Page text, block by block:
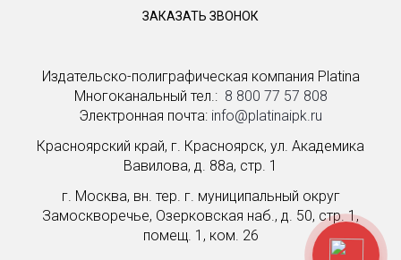
Издательско-полиграфическая компания Platina
Многоканальный тел.: ­ 8 800 77 57 808
Электронная почта: info@platinaipk.ru
Красноярский край, г. Красноярск, ул. Академика
Вавилова, д. 88а, стр. 1
г. Москва, вн. тер. г. муниципальный округ
Замоскворечье, Озерковская наб., д. 50, стр. 1,
помещ. 1, ком. 26
ЗАКАЗАТЬ ЗВОНОК